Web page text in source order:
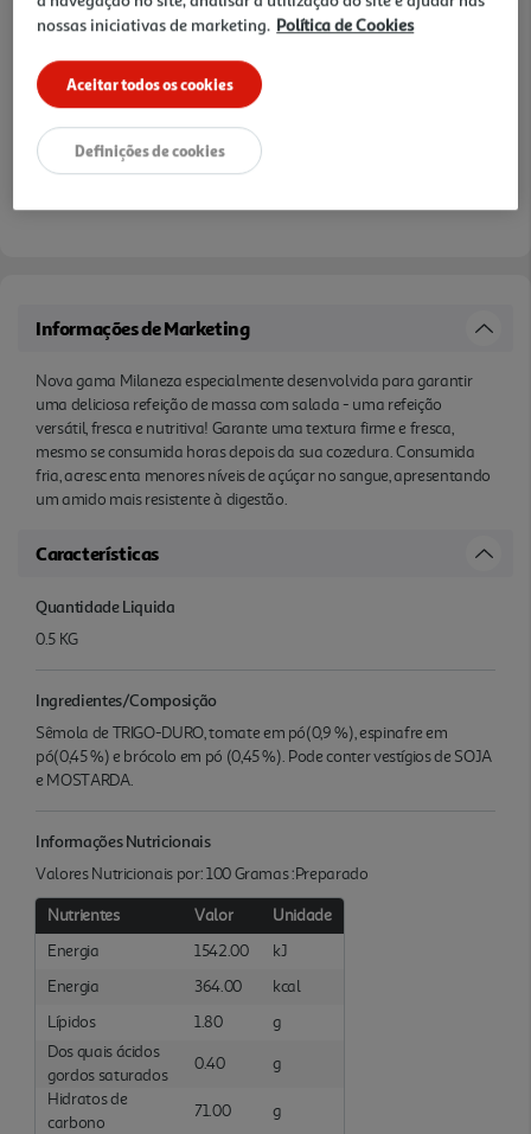
Informações de Marketing
Nova gama Milaneza especialmente desenvolvida para garantir
uma deliciosa refeição de massa com salada - uma refeição
versátil, fresca e nutritiva! Garante uma textura firme e fresca,
mesmo se consumida horas depois da sua cozedura. Consumida
fria, acresc enta menores níveis de açúçar no sangue, apresentando
um amido mais resistente à digestão.
Características
Quantidade Liquida
0.5 KG
Ingredientes/Composição
Sêmola de TRIGO-DURO, tomate em pó(0,9 %), espinafre em
pó(0,45 %) e brócolo em pó (0,45 %). Pode conter vestígios de SOJA
e MOSTARDA.
Informações Nutricionais
Valores Nutricionais por: 100 Gramas :Preparado
Nutrientes Valor
Unidade
Energia
1542.00
kJ
Energia
364.00
kcal
Lípidos
1.80
g
Dos quais ácidos
gordos saturados
0.40
g
Hidratos de
carbono
71.00
g
nossas iniciativas de marketing. Política de Cookies
Aceitar todos os cookies
Definições de cookies